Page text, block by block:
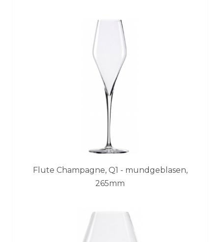
Flute Champagne, Q1 - mundgeblasen,
265mm